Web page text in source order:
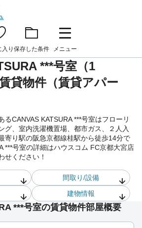
入り 保存した条件 メニュー
***号室（1
貸物件（賃貸アパー
るCANVAS KATSURA ***号室はフローリ
グ、室内洗濯機置場、都市ガス、２人入
寄り駅の阪急京都線桂駅から徒歩14分で
***号室の詳細はハウスコム FC京都大宮店
せください！
間取り/設備
建物情報
***号室の賃貸物件部屋概要